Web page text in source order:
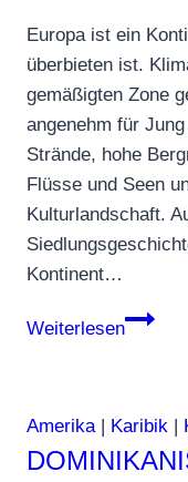
Europa ist ein
überbieten ist.
gemäßigten Zone
angenehm für
Strände, hohe
Flüsse und Seen
Kulturlandschaft.
Kontinent…
Weiterlesen
Was
alles
zu
Amerika| Karibik |